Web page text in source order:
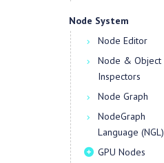
Node System
Node Editor
Node & Object
Inspectors
Node Graph
NodeGraph
Language (NGL)
GPU Nodes